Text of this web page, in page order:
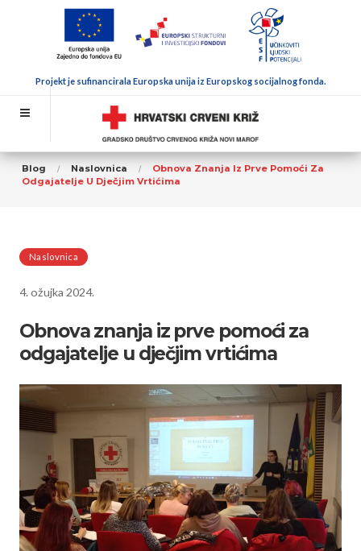
Projekt je sufinancirala Europska unija iz Europskog socijalnog fonda.
Blog Naslovnica
Obnova Znanja Iz Prve Pomoći Za
Odgajatelje U Dječjim Vrtićima
Naslovnica
4. ožujka 2024.
Obnova znanja iz prve pomoći za
odgajatelje u dječjim vrtićima